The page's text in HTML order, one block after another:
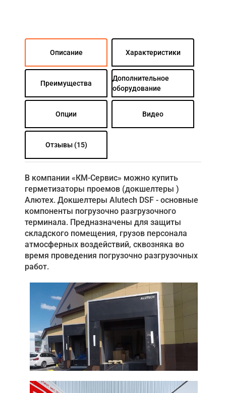
Описание Характеристики
Преимущества
Дополнительное
оборудование
Опции Видео
Отзывы (15)
В компании «КМ-Сервис» можно купить
герметизаторы проемов (докшелтеры )
Алютех. Докшелтеры Alutech DSF - основные
компоненты погрузочно разгрузочного
терминала. Предназначены для защиты
складского помещения, грузов персонала
атмосферных воздействий, сквозняка во
время проведения погрузочно разгрузочных
работ.